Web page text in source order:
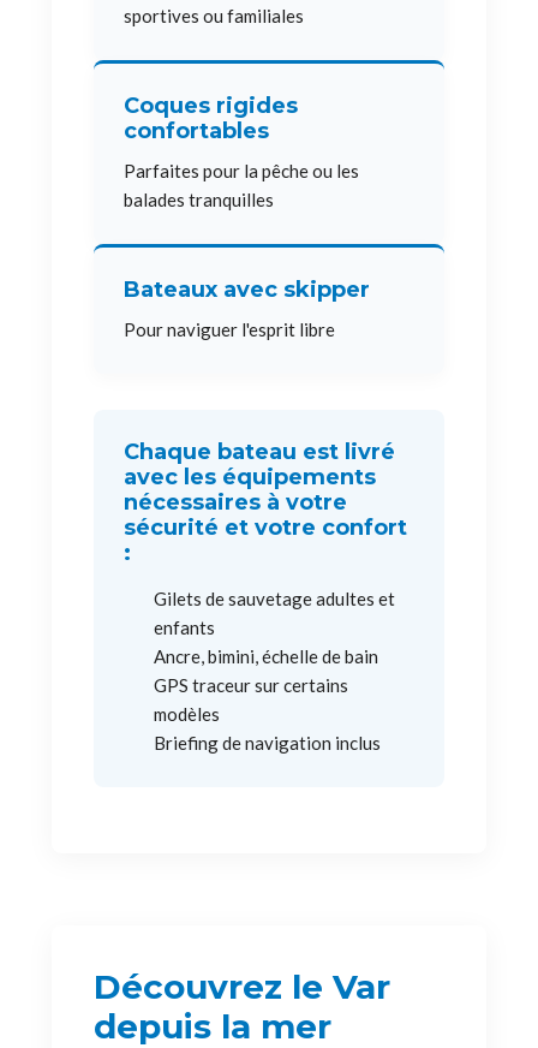
sportives ou familiales
Coques rigides
confortables
Parfaites pour la pêche ou les
balades tranquilles
Bateaux avec skipper
Pour naviguer l'esprit libre
Chaque bateau est livré
avec les équipements
nécessaires à votre
sécurité et votre confort
:
Gilets de sauvetage adultes et
enfants
Ancre, bimini, échelle de bain
GPS traceur sur certains
modèles
Briefing de navigation inclus
Découvrez le Var
depuis la mer